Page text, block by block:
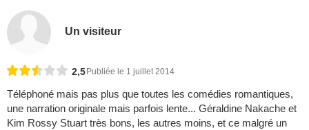
Un visiteur
2,5 Publiée le 1 juillet 2014
Téléphoné mais pas plus que toutes les comédies romantiques,
une narration originale mais parfois lente... Géraldine Nakache et
Kim Rossy Stuart très bons, les autres moins, et ce malgré un